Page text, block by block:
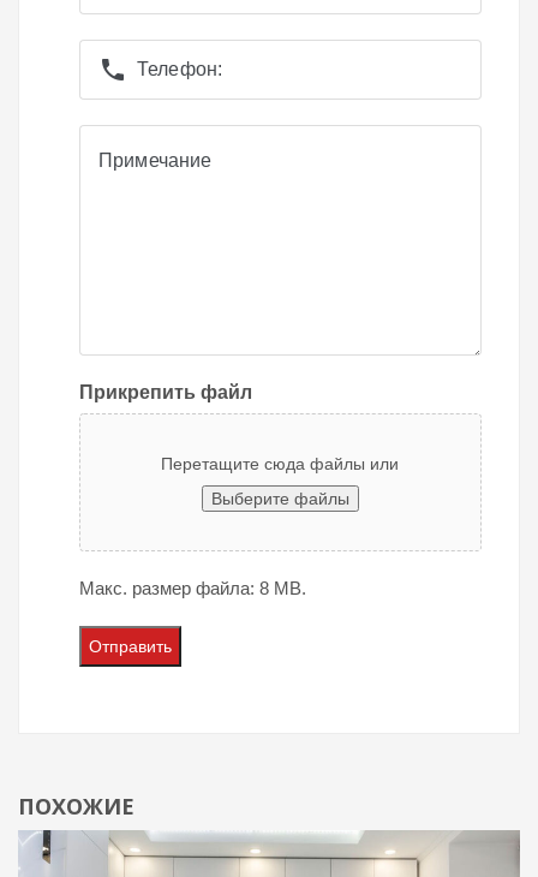
phone Телефон:
Примечание
Прикрепить файл
Перетащите сюда файлы или
Выберите файлы
Макс. размер файла: 8 MB.
ПОХОЖИЕ